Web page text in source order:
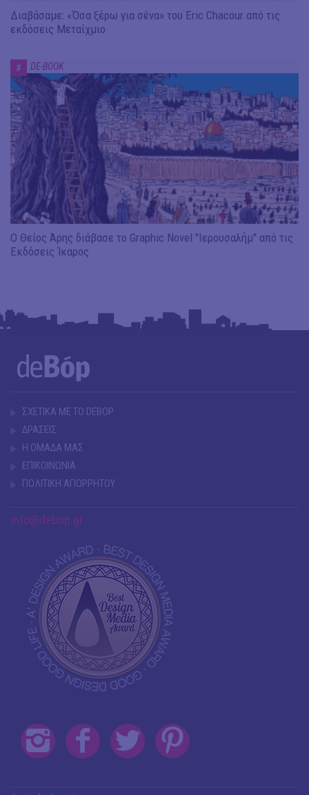
Διαβάσαμε: «Όσα ξέρω για σένα» του Eric Chacour από τις
εκδόσεις Μεταίχμιο
# DE-BOOK
Ο Θείος Άρης διάβασε το Graphic Novel "Ιερουσαλήμ" από τις
Εκδόσεις Ίκαρος
ΣΧΕΤΙΚΑ ΜΕ ΤΟ DEBOP
ΔΡΑΣΕΙΣ
Η ΟΜΑΔΑ ΜΑΣ
ΕΠΙΚΟΙΝΩΝΙΑ
ΠΟΛΙΤΙΚΗ ΑΠΟΡΡΗΤΟΥ
info@debop.gr